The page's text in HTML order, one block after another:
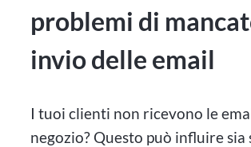
problemi di
invio delle email
I tuoi clienti non ricevono le
negozio? Questo può influire sia